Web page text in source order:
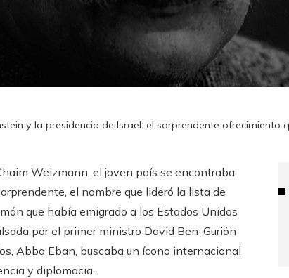
y la presidencia de Israel: el sorprendente ofrecimiento
Weizmann, el joven país se encontraba
el nombre que lideró la lista de
que había emigrado a los Estados Unidos
por el primer ministro David Ben-Gurión
Abba Eban, buscaba un ícono internacional
y diplomacia.